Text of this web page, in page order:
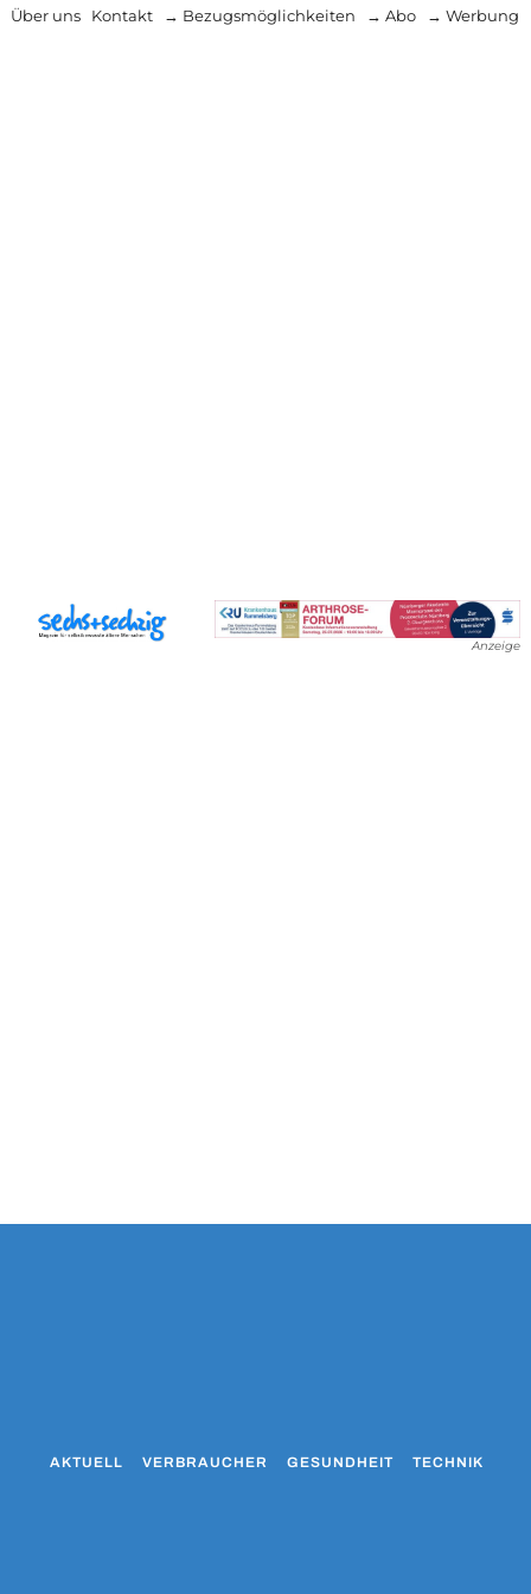
Über uns Kontakt → Bezugsmöglichkeiten → Abo → Werbung
Anzeige
AKTUELL VERBRAUCHER GESUNDHEIT TECHNIK